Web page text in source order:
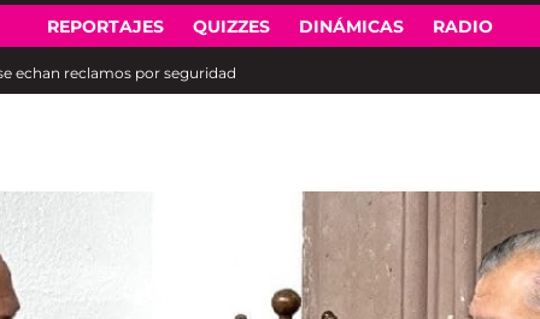
Open
dropdown
REPORTAJES QUIZZES DINÁMICAS RADIO
echan reclamos por seguridad